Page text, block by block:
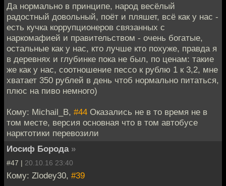
Да нормально в принципе, народ весёлый
радостный довольный, поёт и пляшет, всё как у нас -
есть кучка коррупционеров связанных с
наркомафией и правительством - очень богатые,
остальные как у нас, кто лучше кто похуже, правда я
в деревнях и глубинке пока не был, по ценам: такие
же как у нас, соотношение пессо к рублю 1 к 3,2, мне
хватает 350 рублей в день чтоб нормально питаться,
плюс на пиво немного)
Кому: Michail_B, #44 Оказались не в то время не в
том месте, версия основная что в том автобусе
нарктотики перевозили
Иосиф Борода »
#47 | 20.10.16 23:40
Кому: Zlodey30, #39